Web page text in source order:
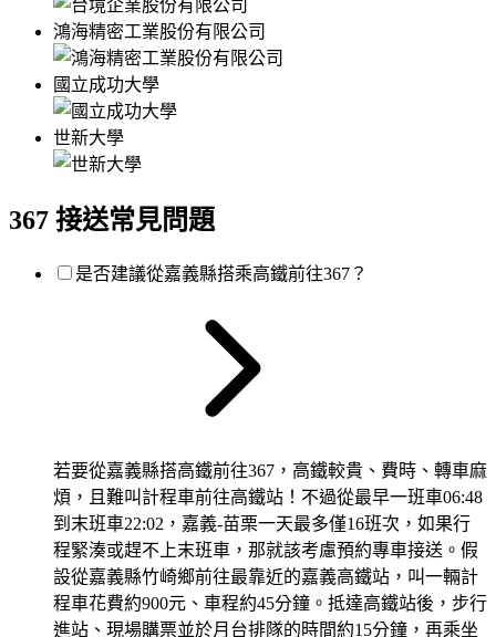
鴻海精密工業股份有限公司
國立成功大學
世新大學
367 接送常見問題
是否建議從嘉義縣搭乘高鐵前往367？
若要從嘉義縣搭高鐵前往367，高鐵較貴、費時、轉車麻
煩，且難叫計程車前往高鐵站！不過從最早一班車06:48
到末班車22:02，嘉義-苗栗一天最多僅16班次，如果行
程緊湊或趕不上末班車，那就該考慮預約專車接送。假
設從嘉義縣竹崎鄉前往最靠近的嘉義高鐵站，叫一輛計
程車花費約900元、車程約45分鐘。抵達高鐵站後，步行
進站、現場購票並於月台排隊的時間約15分鐘，再乘坐